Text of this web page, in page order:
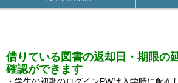
借りている図書の返却日・期限の
確認ができます